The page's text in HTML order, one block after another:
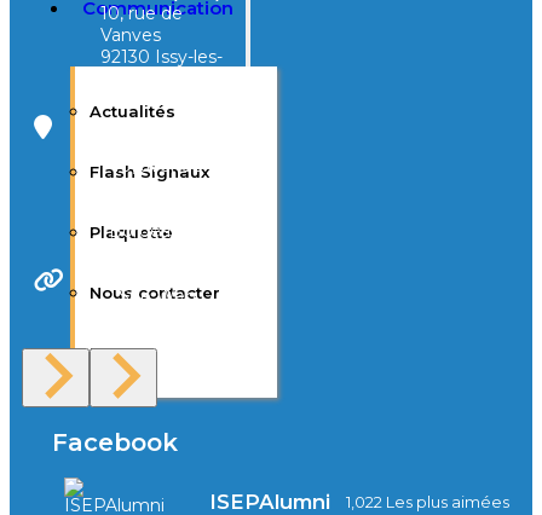
Communication
Actualités
Flash Signaux
Plaquette
Nous contacter
F.A.Q
10, rue de
Vanves
92130 Issy-les-
40, avenue
d’Eysines
Bordeaux
Site Web
Facebook
ISEPAlumni 1,022 Les plus aimées